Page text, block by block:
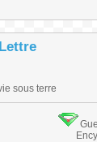
sous terre